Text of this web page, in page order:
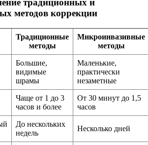
традиционных и
методов коррекции
Традиционные
методы
Микроинвазивные
методы
Большие,
видимые
шрамы
Маленькие,
практически
незаметные
Чаще от 1 до 3
часов и более
От 30 минут до 1,5
часов
До нескольких
недель
Несколько дней